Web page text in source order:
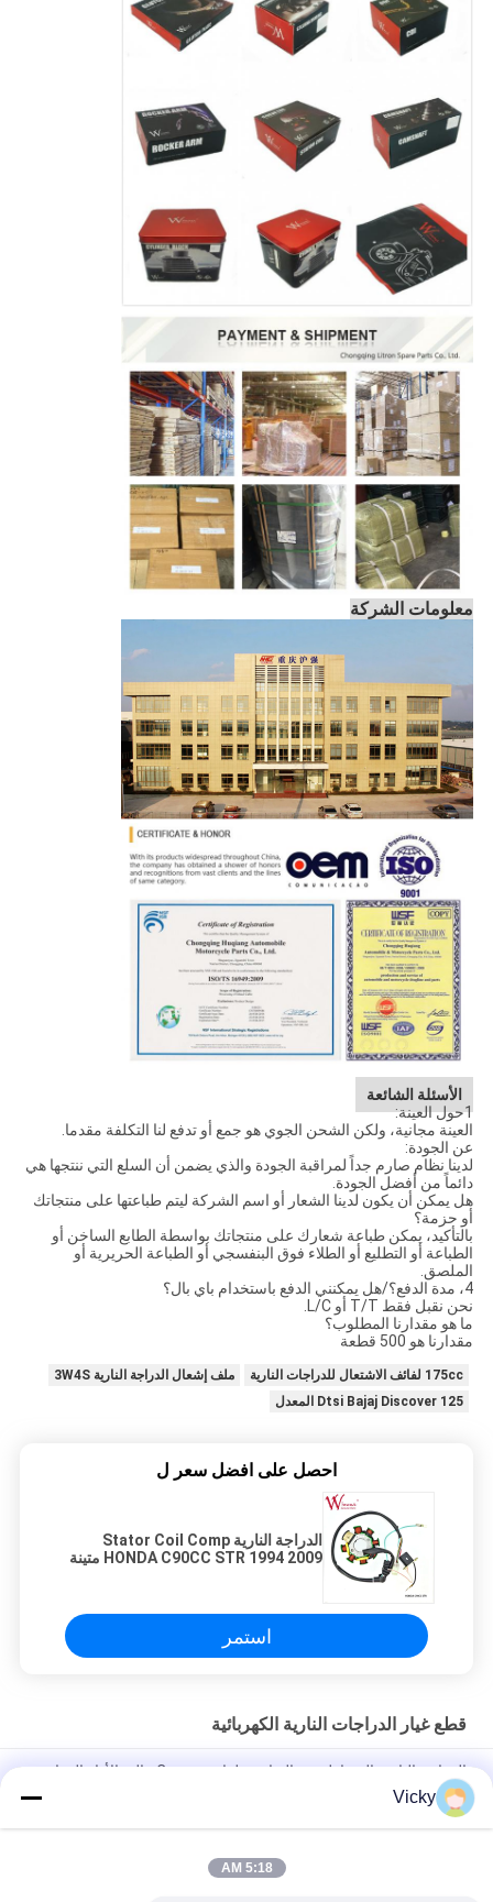
معلومات الشركة
الأسئلة الشائعة
1حول العينة:
العينة مجانية، ولكن الشحن الجوي هو جمع أو تدفع لنا التكلفة مقدما.
عن الجودة:
لدينا نظام صارم جداً لمراقبة الجودة والذي يضمن أن السلع التي ننتجها هي
دائماً من أفضل الجودة.
هل يمكن أن يكون لدينا الشعار أو اسم الشركة ليتم طباعتها على منتجاتك
أو حزمة؟
بالتأكيد، يمكن طباعة شعارك على منتجاتك بواسطة الطابع الساخن أو
الطباعة أو التطليع أو الطلاء فوق البنفسجي أو الطباعة الحريرية أو
الملصق.
4، مدة الدفع؟/هل يمكنني الدفع باستخدام باي بال؟
نحن نقبل فقط T/T أو L/C.
ما هو مقدارنا المطلوب؟
مقدارنا هو 500 قطعة
175cc لفائف الاشتعال للدراجات النارية
ملف إشعال الدراجة النارية 3W4S
Dtsi Bajaj Discover 125 المعدل
احصل على افضل سعر ل
الدراجة النارية Stator Coil Comp
HONDA C90CC STR 1994 2009 متينة
استمر
قطع غيار الدراجات النارية الكهربائية
الدراجة النارية المغناطيسية القياسية لفائف Comp عالية الأداء الدراجة
النارية قطع كهربائية KRF
وصلة رله الدراجة النارية الكهربائية Kriss 100 للمشترين B2B أداء جيد
Vicky
5:18 AM